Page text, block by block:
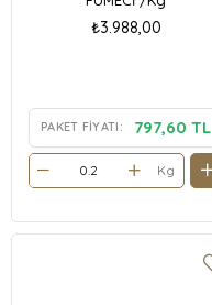
₺3.988,00
PAKET FIYATI: 797,60 TL
Kg